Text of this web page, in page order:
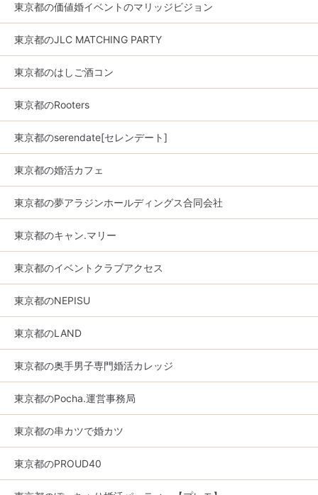
東京都の価値婚イベントのマリッジビジョン
東京都のJLC MATCHING PARTY
東京都のはしご酒コン
東京都のRooters
東京都のserendate[セレンデート]
東京都の婚活カフェ
東京都の夢アラジンホールディングス合同会社
東京都のキャン.マリー
東京都のイベントクラブアクセス
東京都のNEPISU
東京都のLAND
東京都の奥手男子専門婚活カレッジ
東京都のPocha.運営事務局
東京都の串カツで婚カツ
東京都のPROUD40